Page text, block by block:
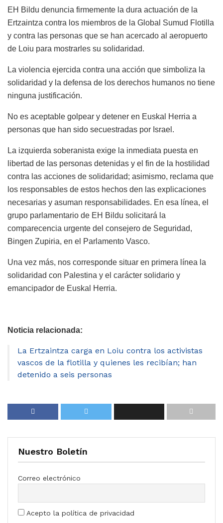
EH Bildu denuncia firmemente la dura actuación de la
Ertzaintza contra los miembros de la Global Sumud Flotilla
y contra las personas que se han acercado al aeropuerto
de Loiu para mostrarles su solidaridad.
La violencia ejercida contra una acción que simboliza la
solidaridad y la defensa de los derechos humanos no tiene
ninguna justificación.
No es aceptable golpear y detener en Euskal Herria a
personas que han sido secuestradas por Israel.
La izquierda soberanista exige la inmediata puesta en
libertad de las personas detenidas y el fin de la hostilidad
contra las acciones de solidaridad; asimismo, reclama que
los responsables de estos hechos den las explicaciones
necesarias y asuman responsabilidades. En esa línea, el
grupo parlamentario de EH Bildu solicitará la
comparecencia urgente del consejero de Seguridad,
Bingen Zupiria, en el Parlamento Vasco.
Una vez más, nos corresponde situar en primera línea la
solidaridad con Palestina y el carácter solidario y
emancipador de Euskal Herria.
Noticia relacionada:
La Ertzaintza carga en Loiu contra los activistas
vascos de la flotilla y quienes les recibían; han
detenido a seis personas
Nuestro Boletín
Correo electrónico
Acepto la política de privacidad